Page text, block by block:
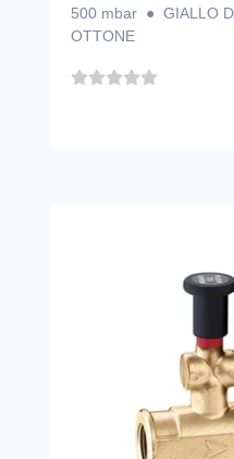
500 mbar ● GIALLO
OTTONE